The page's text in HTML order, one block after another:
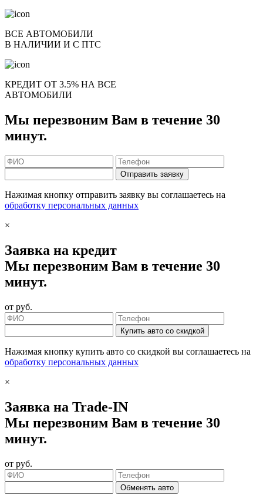
ВСЕ АВТОМОБИЛИ
В НАЛИЧИИ И С ПТС
КРЕДИТ ОТ 3.5% НА ВСЕ
АВТОМОБИЛИ
Мы перезвоним Вам в течение 30
минут.
Отправить заявку
Нажимая кнопку отправить заявку вы соглашаетесь на
обработку персональных данных
×
Заявка на кредит
Мы перезвоним Вам в течение 30
минут.
от руб.
Купить авто со скидкой
Нажимая кнопку купить авто со скидкой вы соглашаетесь на
обработку персональных данных
×
Заявка на Trade-IN
Мы перезвоним Вам в течение 30
минут.
от руб.
Обменять авто